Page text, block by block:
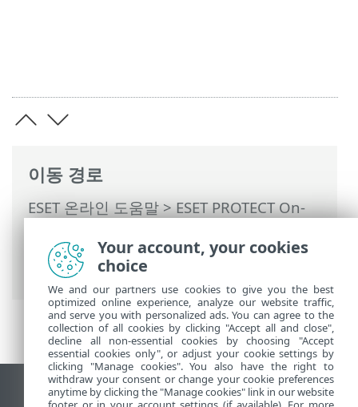
이동 경로
ESET 온라인 도움말>ESET PROTECT On-
ESET PROTECT On-Prem 기본 메뉴>탐지
> 제외 생성
데스크톱 사이트 보기
Your account, your cookies
choice
We and our partners use cookies to give you the best
optimized online experience, analyze our website traffic,
and serve you with personalized ads. You can agree to the
collection of all cookies by clicking "Accept all and close",
decline all non-essential cookies by choosing "Accept
essential cookies only", or adjust your cookie settings by
clicking "Manage cookies". You also have the right to
withdraw your consent or change your cookie preferences
anytime by clicking the "Manage cookies" link in our website